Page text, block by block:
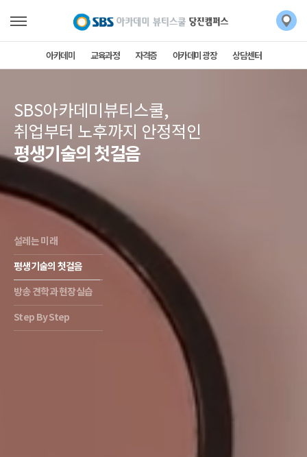
아카데미 교육과정 자격증 아카데미 광장 상담센터
SBS아카데미뷰티스쿨,
취업부터 노후까지 안정적인
평생기술의 첫걸음
설레는 미래
평생기술의 첫걸음
방송 견학과 현장실습
Step By Step